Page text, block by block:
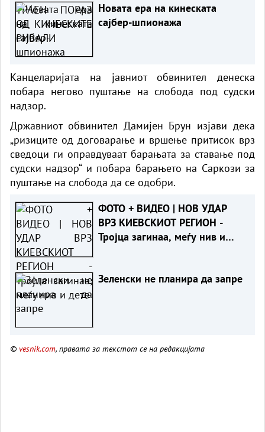
Новата ера на кинеската
сајбер-шпионажа
Канцеларијата на јавниот обвинител денеска
побара негово пуштање на слобода под судски
надзор.
Државниот обвинител Дамијен Брун изјави дека
„ризиците од договарање и вршење притисок врз
сведоци ги оправдуваат барањата за ставање под
судски надзор“ и побара барањето на Саркози за
пуштање на слобода да се одобри.
ФОТО + ВИДЕО | НОВ УДАР
ВРЗ КИЕВСКИОТ РЕГИОН -
Тројца загинаа, меѓу нив и
Зеленски не планира да запре
© vesnik.com, правата за текстот се на редакцијата